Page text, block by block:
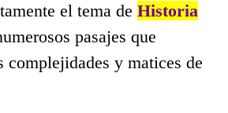
el tema de Historia
pasajes que
complejidades y matices de